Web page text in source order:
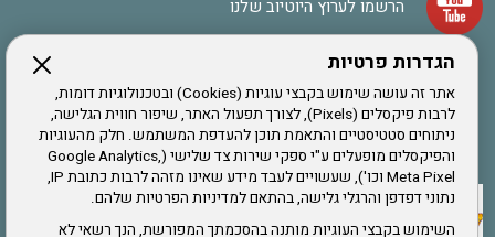
הגדרות פרטיות
אתר זה עושה שימוש בקבצי עוגיות (Cookies) ובטכנולוגיות דומות,
לרבות פיקסלים (Pixels), לצורך תפעול האתר, שיפור חווית הגלישה,
ניתוחים סטטיסטיים והתאמת תוכן להעדפת המשתמש. חלק מהעוגיות
והפיקסלים מופעלים ע"י ספקי שירות צד שלישי (Google Analytics,
Meta Pixel וכו'), שעשויים לעבד מידע שאינו מזהה לרבות כתובת IP,
נתוני דפדפן והרגלי גלישה, בהתאם למדיניות הפרטיות שלהם.
השימוש בקבצי העוגיות מותנה בהסכמתך המפורשת, הנך רשאי לא
הרשמו לערוץ היוטיוב שלנו
אתר צה"ל
תקנון האתר